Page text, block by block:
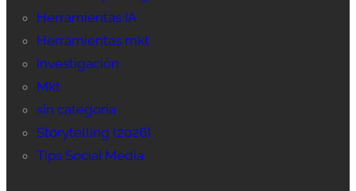
Herramientas IA
Herramientas mkt
Investigación
Mkt
sin categoría
Storytelling (2026)
Tips Social Media